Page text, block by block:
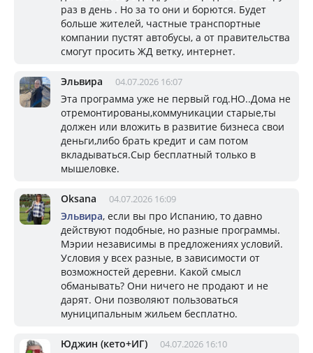
раз в день . Но за то они и борются. Будет
больше жителей, частные транспортные
компании пустят автобусы, а от правительства
смогут просить ЖД ветку, интернет.
Эльвира 04.07.2026 16:07
Эта программа уже не первый год.НО..Дома не
отремонтированы,коммуникации старые,ты
должен или вложить в развитие бизнеса свои
деньги,либо брать кредит и сам потом
вкладываться.Сыр бесплатный только в
мышеловке.
Oksana 04.07.2026 16:09
Эльвира, если вы про Испанию, то давно
действуют подобные, но разные программы.
Мэрии независимы в предложениях условий.
Условия у всех разные, в зависимости от
возможностей деревни. Какой смысл
обманывать? Они ничего не продают и не
дарят. Они позволяют пользоваться
муниципальным жильем бесплатно.
Юджин (кето+ИГ) 04.07.2026 16:10